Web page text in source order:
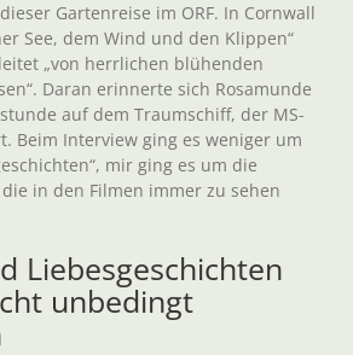
Gartenreise im ORF. In Cornwall
See, dem Wind und den Klippen“
„von herrlichen blühenden
Daran erinnerte sich Rosamunde
auf dem Traumschiff, der MS-
Beim Interview ging es weniger um
mir ging es um die
in den Filmen immer zu sehen
Liebesgeschichten
unbedingt